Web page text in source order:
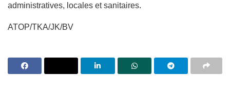
administratives, locales et sanitaires.
ATOP/TKA/JK/BV